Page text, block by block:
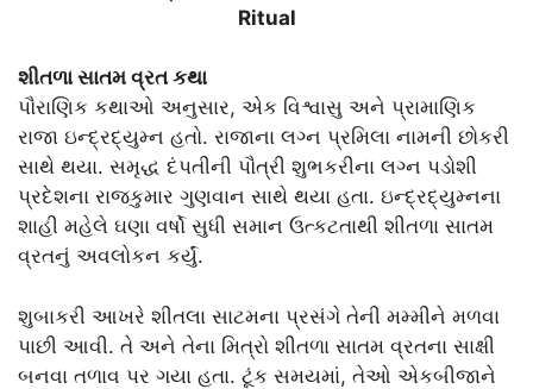
Ritual
શીતળા સાતમ વ્રત કથા
પૌરાણિક કથાઓ અનુસાર, એક વિશ્વાસુ અને પ્રામાણિક
રાજા ઇન્દ્રદ્યુમ્ન હતો. રાજાના લગ્ન પ્રમિલા નામની છોકરી
સાથે થયા. સમૃદ્ધ દંપતીની પૌત્રી શુભકરીના લગ્ન પડોશી
પ્રદેશના રાજકુમાર ગુણવાન સાથે થયા હતા. ઇન્દ્રદ્યુમ્નના
શાહી મહેલે ઘણા વર્ષો સુધી સમાન ઉત્કટતાથી શીતળા સાતમ
વ્રતનું અવલોકન કર્યું.
શુબાકરી આખરે શીતલા સાટમના પ્રસંગે તેની મમ્મીને મળવા
પાછી આવી. તે અને તેના મિત્રો શીતળા સાતમ વ્રતના સાક્ષી
બનવા તળાવ પર ગયા હતા. ટૂંક સમયમાં, તેઓ એકબીજાને